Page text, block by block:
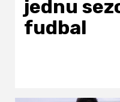
jednu
fudbal